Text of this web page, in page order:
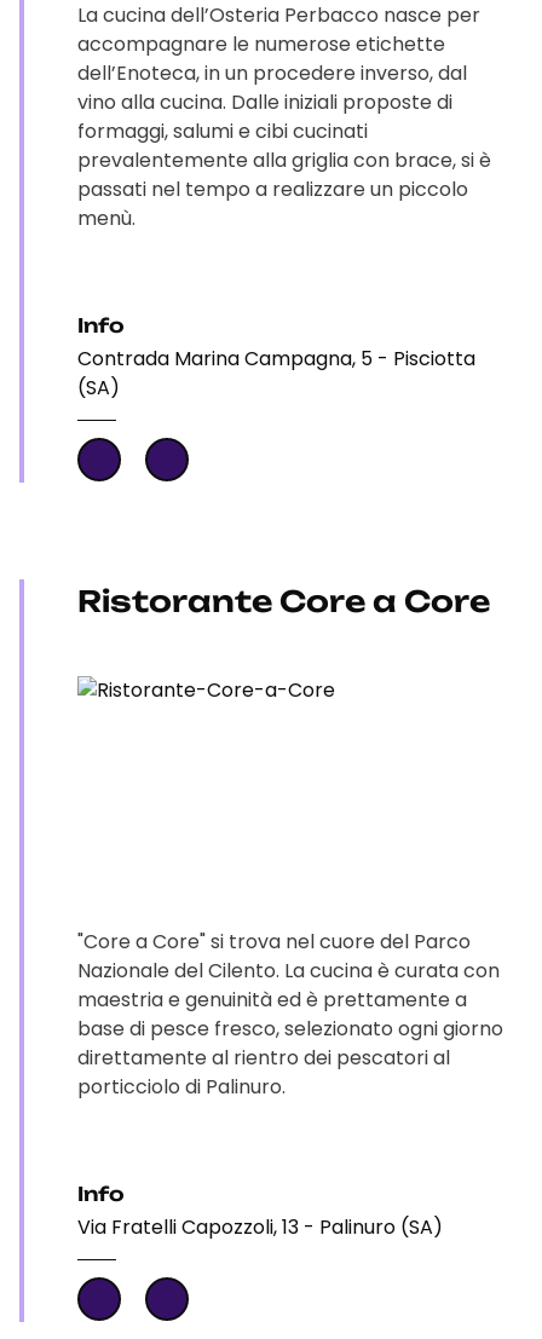
La cucina dell’Osteria Perbacco nasce per
accompagnare le numerose etichette
dell’Enoteca, in un procedere inverso, dal
vino alla cucina. Dalle iniziali proposte di
formaggi, salumi e cibi cucinati
prevalentemente alla griglia con brace, si è
passati nel tempo a realizzare un piccolo
menù.
Info
Contrada Marina Campagna, 5 - Pisciotta
(SA)
Ristorante Core a Core
"Core a Core" si trova nel cuore del Parco
Nazionale del Cilento. La cucina è curata con
maestria e genuinità ed è prettamente a
base di pesce fresco, selezionato ogni giorno
direttamente al rientro dei pescatori al
porticciolo di Palinuro.
Info
Via Fratelli Capozzoli, 13 - Palinuro (SA)